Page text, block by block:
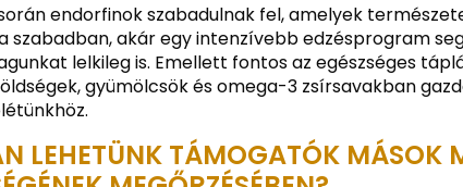
endorfinok szabadulnak fel, amelyek
szabadban, akár egy intenzívebb edzésprogram
lelkileg is. Emellett fontos az egészséges
gyümölcsök és omega-3 zsírsavakban
LEHETÜNK TÁMOGATÓK MÁSOK